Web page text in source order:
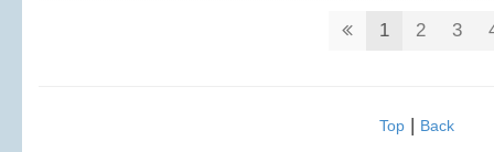
1 2 3
Top| Back